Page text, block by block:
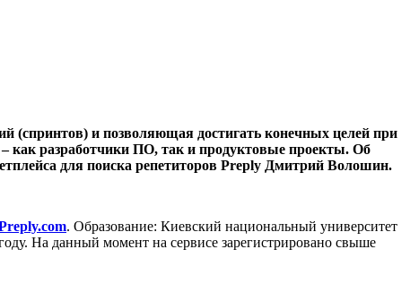
(спринтов) и позволяющая достигать конечных целей при
как разработчики ПО, так и продуктовые проекты. Об
для поиска репетиторов Preply Дмитрий Волошин.
. Образование: Киевский национальный университет
На данный момент на сервисе зарегистрировано свыше